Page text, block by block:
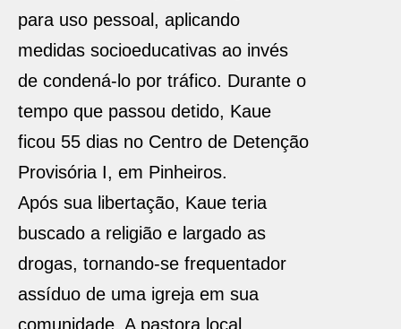
para uso pessoal, aplicando
medidas socioeducativas ao invés
de condená-lo por tráfico. Durante o
tempo que passou detido, Kaue
ficou 55 dias no Centro de Detenção
Provisória I, em Pinheiros.
Após sua libertação, Kaue teria
buscado a religião e largado as
drogas, tornando-se frequentador
assíduo de uma igreja em sua
comunidade. A pastora local